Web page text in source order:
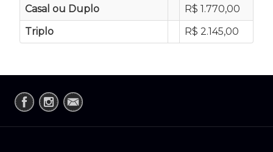
Casal ou Duplo
R$ 1.770,00
Triplo
R$ 2.145,00